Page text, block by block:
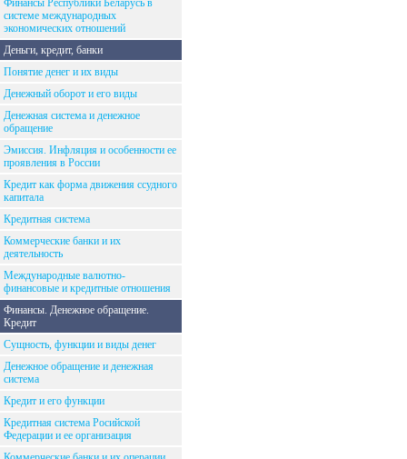
Финансы Республики Беларусь в
системе международных
экономических отношений
Деньги, кредит, банки
Понятие денег и их виды
Денежный оборот и его виды
Денежная система и денежное
обращение
Эмиссия. Инфляция и особенности ее
проявления в России
Кредит как форма движения ссудного
капитала
Кредитная система
Коммерческие банки и их
деятельность
Международные валютно-
финансовые и кредитные отношения
Финансы. Денежное обращение.
Кредит
Сущность, функции и виды денег
Денежное обращение и денежная
система
Кредит и его функции
Кредитная система Росийской
Федерации и ее организация